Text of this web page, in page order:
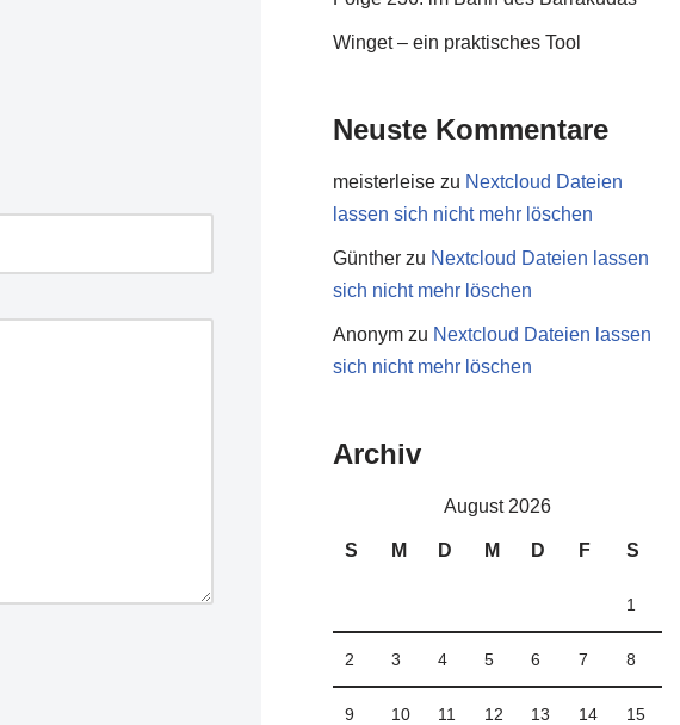
Winget – ein praktisches Tool
Neuste Kommentare
meisterleise zu Nextcloud Dateien
lassen sich nicht mehr löschen
Günther zu Nextcloud Dateien lassen
sich nicht mehr löschen
Anonym zu Nextcloud Dateien lassen
sich nicht mehr löschen
Archiv
August 2026
S M D M D F S
1
2 3 4 5 6 7 8
9 10 11 12 13 14 15